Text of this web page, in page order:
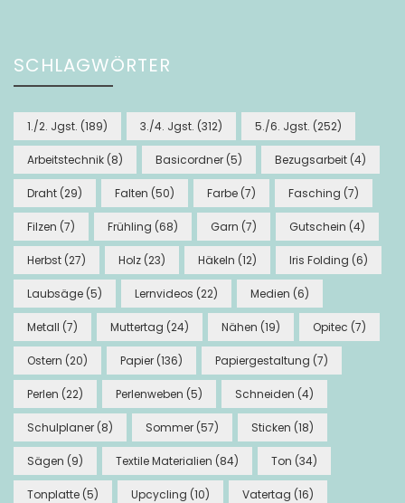
SCHLAGWÖRTER
1./2. Jgst. (189) 3./4. Jgst. (312) 5./6. Jgst. (252)
Arbeitstechnik (8) Basicordner (5) Bezugsarbeit (4)
Draht (29) Falten (50) Farbe (7) Fasching (7)
Filzen (7) Frühling (68) Garn (7) Gutschein (4)
Herbst (27) Holz (23) Häkeln (12) Iris Folding (6)
Laubsäge (5) Lernvideos (22) Medien (6)
Metall (7) Muttertag (24) Nähen (19) Opitec (7)
Ostern (20) Papier (136) Papiergestaltung (7)
Perlen (22) Perlenweben (5) Schneiden (4)
Schulplaner (8) Sommer (57) Sticken (18)
Sägen (9) Textile Materialien (84) Ton (34)
Tonplatte (5) Upcycling (10) Vatertag (16)